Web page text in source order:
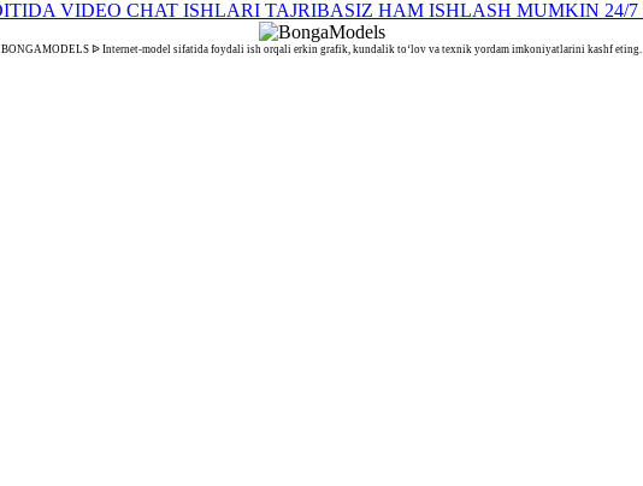
BONGAMODELS ᐉ Internet-model sifatida foydali ish orqali erkin grafik, kundalik to‘lov va texnik yordam imkoniyatlarini kashf eting.